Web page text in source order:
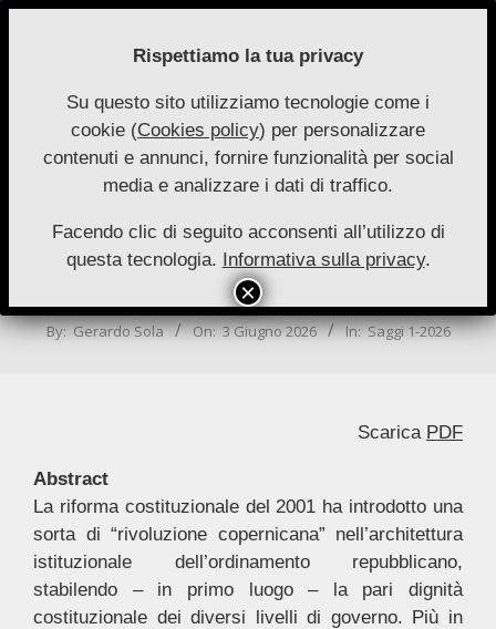
Skip
Nuove
Autonomie
Primary
Navigation
Menu
negli statuti regionali ad oltre
ventiquattro anni dalla riforma del
Titolo V
By: Gerardo Sola On: 3 Giugno 2026 In: Saggi 1-2026
Scarica PDF
Abstract
La riforma costituzionale del 2001 ha introdotto una
sorta di “rivoluzione copernicana” nell’architettura
istituzionale dell’ordinamento repubblicano,
stabilendo – in primo luogo – la pari dignità
costituzionale dei diversi livelli di governo. Più in
Rispettiamo la tua privacy
Su questo sito utilizziamo tecnologie come i
cookie (Cookies policy) per personalizzare
contenuti e annunci, fornire funzionalità per social
media e analizzare i dati di traffico.
Facendo clic di seguito acconsenti all’utilizzo di
questa tecnologia. Informativa sulla privacy.